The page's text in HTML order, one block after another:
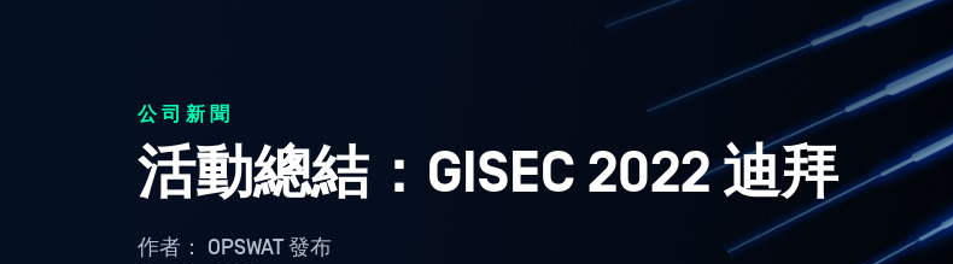
公司新聞
活動總結：GISEC 2022 迪拜
作者： OPSWAT 發布